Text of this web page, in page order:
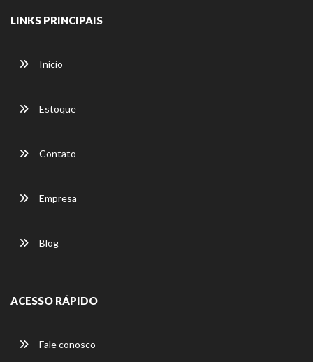
LINKS PRINCIPAIS
Início
Estoque
Contato
Empresa
Blog
ACESSO RÁPIDO
Fale conosco